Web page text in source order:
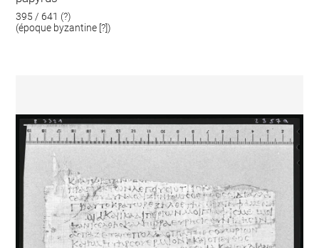
395 / 641 (?)
(époque byzantine [?])